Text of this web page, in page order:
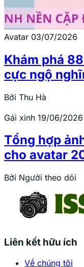
Avatar 03/07/2026
Khám phá
cực ngộ
Bởi Thu Hà
Gái xinh 19/06/2026
Tổng hợp
cho avatar
Bởi Người theo dõi
Liên kết hữu ích
Về chúng tôi